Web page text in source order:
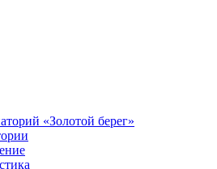
«Золотой берег»